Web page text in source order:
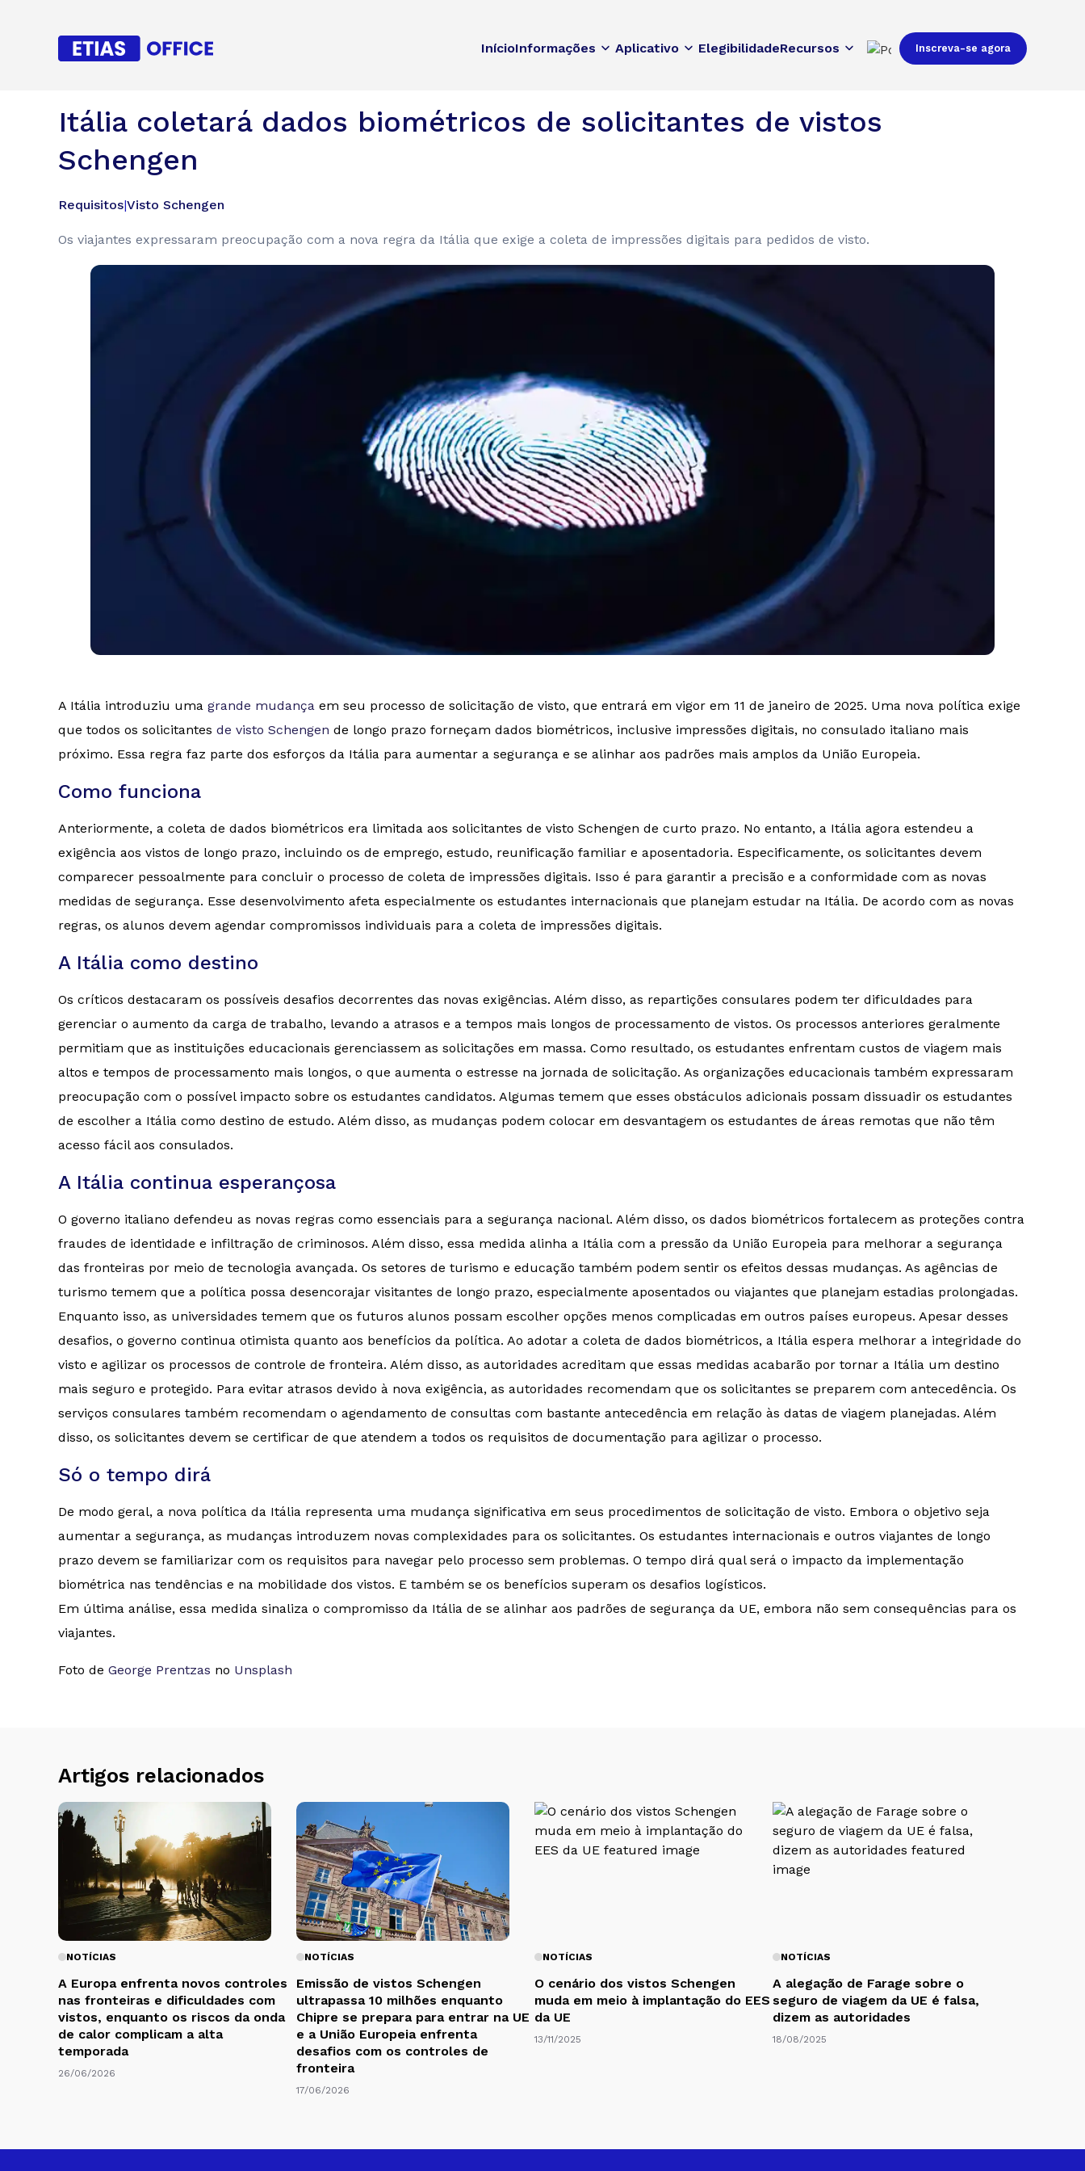
InícioInformações Aplicativo ElegibilidadeRecursos Inscreva-se agora
Itália coletará dados biométricos de solicitantes de vistos
Schengen
Requisitos|Visto Schengen
Os viajantes expressaram preocupação com a nova regra da Itália que exige a coleta de impressões digitais para pedidos de visto.
A Itália introduziu uma grande mudança em seu processo de solicitação de visto, que entrará em vigor em 11 de janeiro de 2025. Uma nova política exige
que todos os solicitantes de visto Schengen de longo prazo forneçam dados biométricos, inclusive impressões digitais, no consulado italiano mais
próximo. Essa regra faz parte dos esforços da Itália para aumentar a segurança e se alinhar aos padrões mais amplos da União Europeia.
Como funciona
Anteriormente, a coleta de dados biométricos era limitada aos solicitantes de visto Schengen de curto prazo. No entanto, a Itália agora estendeu a
exigência aos vistos de longo prazo, incluindo os de emprego, estudo, reunificação familiar e aposentadoria. Especificamente, os solicitantes devem
comparecer pessoalmente para concluir o processo de coleta de impressões digitais. Isso é para garantir a precisão e a conformidade com as novas
medidas de segurança. Esse desenvolvimento afeta especialmente os estudantes internacionais que planejam estudar na Itália. De acordo com as novas
regras, os alunos devem agendar compromissos individuais para a coleta de impressões digitais.
A Itália como destino
Os críticos destacaram os possíveis desafios decorrentes das novas exigências. Além disso, as repartições consulares podem ter dificuldades para
gerenciar o aumento da carga de trabalho, levando a atrasos e a tempos mais longos de processamento de vistos. Os processos anteriores geralmente
permitiam que as instituições educacionais gerenciassem as solicitações em massa. Como resultado, os estudantes enfrentam custos de viagem mais
altos e tempos de processamento mais longos, o que aumenta o estresse na jornada de solicitação. As organizações educacionais também expressaram
preocupação com o possível impacto sobre os estudantes candidatos. Algumas temem que esses obstáculos adicionais possam dissuadir os estudantes
de escolher a Itália como destino de estudo. Além disso, as mudanças podem colocar em desvantagem os estudantes de áreas remotas que não têm
acesso fácil aos consulados.
A Itália continua esperançosa
O governo italiano defendeu as novas regras como essenciais para a segurança nacional. Além disso, os dados biométricos fortalecem as proteções contra
fraudes de identidade e infiltração de criminosos. Além disso, essa medida alinha a Itália com a pressão da União Europeia para melhorar a segurança
das fronteiras por meio de tecnologia avançada. Os setores de turismo e educação também podem sentir os efeitos dessas mudanças. As agências de
turismo temem que a política possa desencorajar visitantes de longo prazo, especialmente aposentados ou viajantes que planejam estadias prolongadas.
Enquanto isso, as universidades temem que os futuros alunos possam escolher opções menos complicadas em outros países europeus. Apesar desses
desafios, o governo continua otimista quanto aos benefícios da política. Ao adotar a coleta de dados biométricos, a Itália espera melhorar a integridade do
visto e agilizar os processos de controle de fronteira. Além disso, as autoridades acreditam que essas medidas acabarão por tornar a Itália um destino
mais seguro e protegido. Para evitar atrasos devido à nova exigência, as autoridades recomendam que os solicitantes se preparem com antecedência. Os
serviços consulares também recomendam o agendamento de consultas com bastante antecedência em relação às datas de viagem planejadas. Além
disso, os solicitantes devem se certificar de que atendem a todos os requisitos de documentação para agilizar o processo.
Só o tempo dirá
De modo geral, a nova política da Itália representa uma mudança significativa em seus procedimentos de solicitação de visto. Embora o objetivo seja
aumentar a segurança, as mudanças introduzem novas complexidades para os solicitantes. Os estudantes internacionais e outros viajantes de longo
prazo devem se familiarizar com os requisitos para navegar pelo processo sem problemas. O tempo dirá qual será o impacto da implementação
biométrica nas tendências e na mobilidade dos vistos. E também se os benefícios superam os desafios logísticos.
Em última análise, essa medida sinaliza o compromisso da Itália de se alinhar aos padrões de segurança da UE, embora não sem consequências para os
viajantes.
Foto de George Prentzas no Unsplash
Artigos relacionados
NOTÍCIAS
A Europa enfrenta novos controles
nas fronteiras e dificuldades com
vistos, enquanto os riscos da onda
de calor complicam a alta
temporada
26/06/2026
NOTÍCIAS
Emissão de vistos Schengen
ultrapassa 10 milhões enquanto
Chipre se prepara para entrar na UE
e a União Europeia enfrenta
desafios com os controles de
fronteira
17/06/2026
NOTÍCIAS
O cenário dos vistos Schengen
muda em meio à implantação do EES
da UE
13/11/2025
NOTÍCIAS
A alegação de Farage sobre o
seguro de viagem da UE é falsa,
dizem as autoridades
18/08/2025